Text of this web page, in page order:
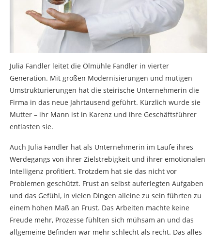
Julia Fandler leitet die Ölmühle Fandler in vierter
Generation. Mit großen Modernisierungen und mutigen
Umstrukturierungen hat die steirische Unternehmerin die
Firma in das neue Jahrtausend geführt. Kürzlich wurde sie
Mutter – ihr Mann ist in Karenz und ihre Geschäftsführer
entlasten sie.
Auch Julia Fandler hat als Unternehmerin im Laufe ihres
Werdegangs von ihrer Zielstrebigkeit und ihrer emotionalen
Intelligenz profitiert. Trotzdem hat sie das nicht vor
Problemen geschützt. Frust an selbst auferlegten Aufgaben
und das Gefühl, in vielen Dingen alleine zu sein führten zu
einem hohen Maß an Frust. Das Arbeiten machte keine
Freude mehr, Prozesse fühlten sich mühsam an und das
allgemeine Befinden war mehr schlecht als recht. Das alles